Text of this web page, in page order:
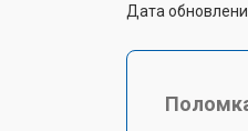
Дата